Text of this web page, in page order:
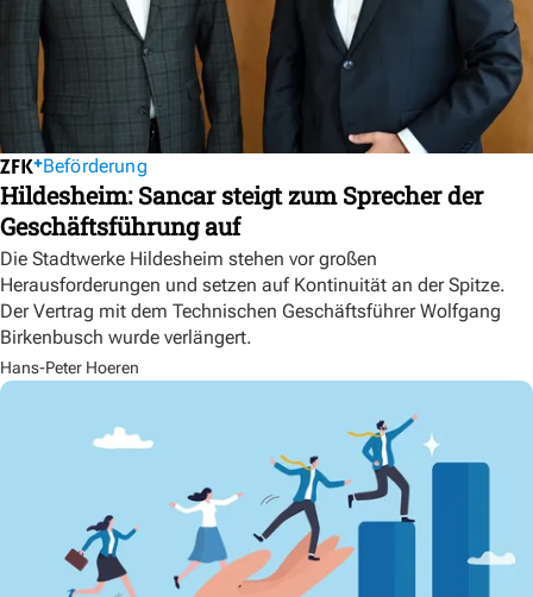
Beförderung
Hildesheim: Sancar steigt zum Sprecher der
Geschäftsführung auf
Die Stadtwerke Hildesheim stehen vor großen
Herausforderungen und setzen auf Kontinuität an der Spitze.
Der Vertrag mit dem Technischen Geschäftsführer Wolfgang
Birkenbusch wurde verlängert.
Hans-Peter Hoeren